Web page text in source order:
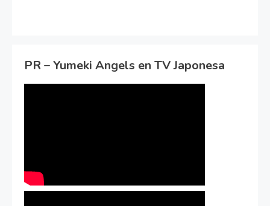
PR – Yumeki Angels en TV Japonesa